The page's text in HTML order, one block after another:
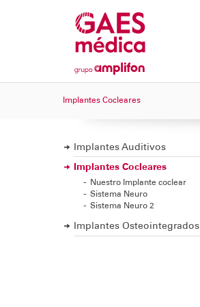
Implantes Cocleares
Implantes Auditivos
Implantes Cocleares
Nuestro Implante coclear
Sistema Neuro
Sistema Neuro 2
Implantes Osteointegrados